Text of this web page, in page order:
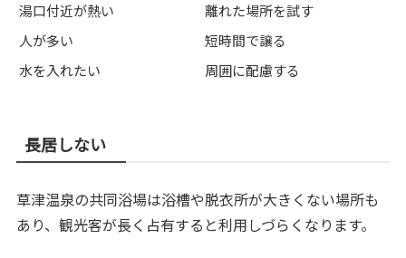
湯口付近が熱い
離れた場所を試す
人が多い
短時間で譲る
水を入れたい
周囲に配慮する
長居しない
草津温泉の共同浴場は浴槽や脱衣所が大きくない場所も
あり、観光客が長く占有すると利用しづらくなります。